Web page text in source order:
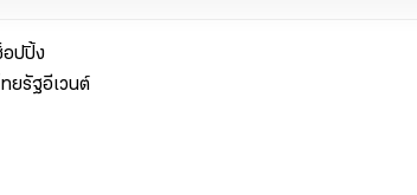
อปปิ้ง
ทยรัฐอีเวนต์